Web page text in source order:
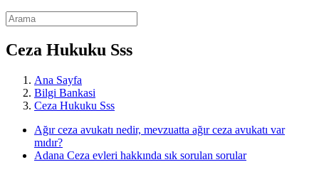
Ceza Hukuku Sss
Ana Sayfa
Bilgi Bankasi
Ceza Hukuku Sss
Ağır ceza avukatı nedir, mevzuatta ağır ceza avukatı var
mıdır?
Adana Ceza evleri hakkında sık sorulan sorular